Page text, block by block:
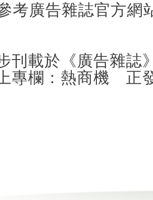
考廣告雜誌官方網
刊載於《廣告雜誌
專欄：熱商機 正